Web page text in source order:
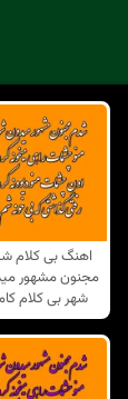
اهنگ بی کلام
مجنون مشهور
شهر بی کلام